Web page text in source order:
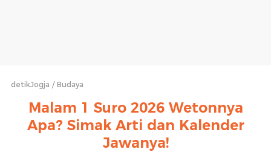
detikJogja Budaya
Malam 1 Suro 2026 Wetonnya
Apa? Simak Arti dan Kalender
Jawanya!